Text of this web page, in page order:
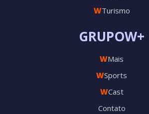
GRUPOW+
WMais
WSports
WCast
Contato
WTurismo